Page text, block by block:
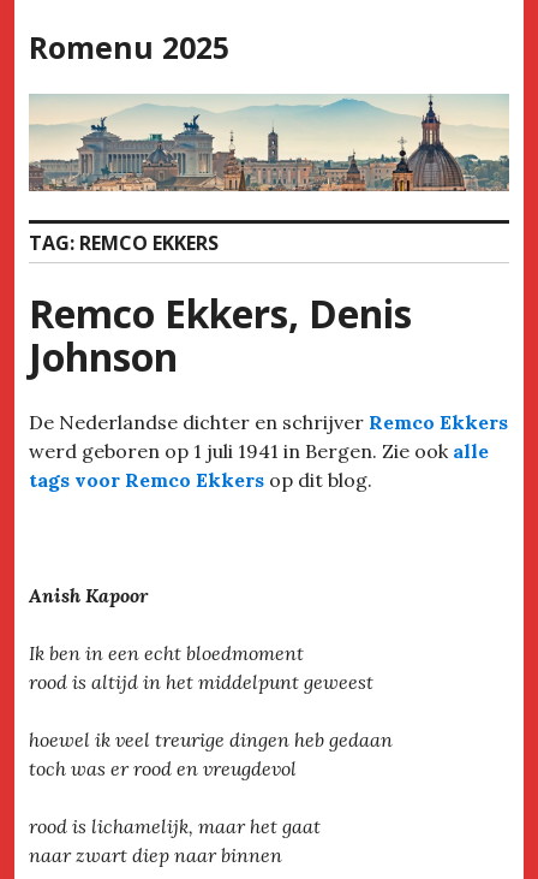
to
Romenu 2025
TAG: REMCO EKKERS
Remco Ekkers, Denis
Johnson
De Nederlandse dichter en schrijver Remco Ekkers
werd geboren op 1 juli 1941 in Bergen. Zie ook alle
tags voor Remco Ekkers op dit blog.
Anish Kapoor
Ik ben in een echt bloedmoment
rood is altijd in het middelpunt geweest
hoewel ik veel treurige dingen heb gedaan
toch was er rood en vreugdevol
rood is lichamelijk, maar het gaat
naar zwart diep naar binnen